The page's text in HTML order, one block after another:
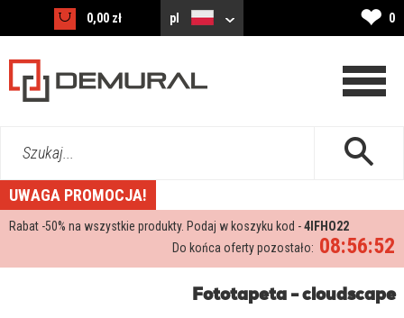
0,00 zł pl ❤ 0
Szukaj...
UWAGA PROMOCJA!
Rabat -50% na wszystkie produkty. Podaj w koszyku kod -4IFHO22
08:56:51
Do końca oferty pozostało:
Fototapeta - cloudscape